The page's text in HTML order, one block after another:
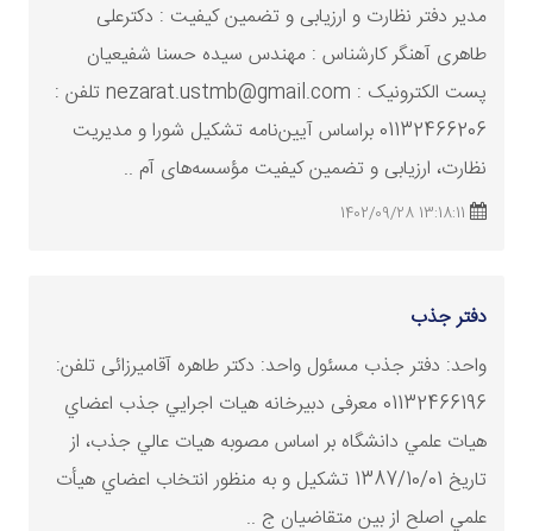
مدیر دفتر نظارت و ارزیابی و تضمین کیفیت : دکترعلی
طاهری آهنگر کارشناس : مهندس سیده حسنا شفیعیان
پست الکترونیک : nezarat.ustmb@gmail.com تلفن :
01132466206 براساس آیین‌نامه تشکیل شورا و مدیریت
نظارت، ارزیابی و تضمین کیفیت مؤسسه‌های آم ..
13:18:11 1402/09/28
دفتر جذب
واحد: دفتر جذب مسئول واحد: دکتر طاهره آقامیرزائی تلفن:
01132466196 معرفی دبيرخانه هیات اجرایي جذب اعضاي
هیات علمي دانشگاه بر اساس مصوبه هیات عالي جذب، از
تاریخ 1387/10/01 تشكیل و به منظور انتخاب اعضاي هيأت
علمي اصلح از بين متقاضيان ج ..